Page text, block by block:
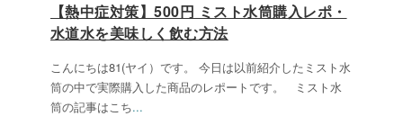
【熱中症対策】500円 ミスト水筒購入レポ・
水道水を美味しく飲む方法
こんにちは81(ヤイ）です。 今日は以前紹介したミスト水
筒の中で実際購入した商品のレポートです。 ミスト水
筒の記事はこち...